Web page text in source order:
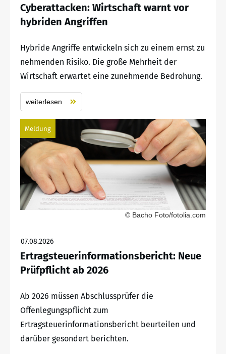
Cyberattacken: Wirtschaft warnt vor
hybriden Angriffen
Hybride Angriffe entwickeln sich zu einem ernst zu
nehmenden Risiko. Die große Mehrheit der
Wirtschaft erwartet eine zunehmende Bedrohung.
weiterlesen
Meldung
© Bacho Foto/fotolia.com
07.08.2026
Ertragsteuerinformationsbericht: Neue
Prüfpflicht ab 2026
Ab 2026 müssen Abschlussprüfer die
Offenlegungspflicht zum
Ertragsteuerinformationsbericht beurteilen und
darüber gesondert berichten.